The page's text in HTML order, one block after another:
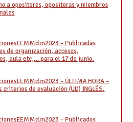
a opositores, opositoras y miembros
– Publicadas
de organización, accesos,
aula etc,… para el 17 de junio.
– ÚLTIMA HORA –
criterios de evaluación (UD) INGLÉS.
– Publicados